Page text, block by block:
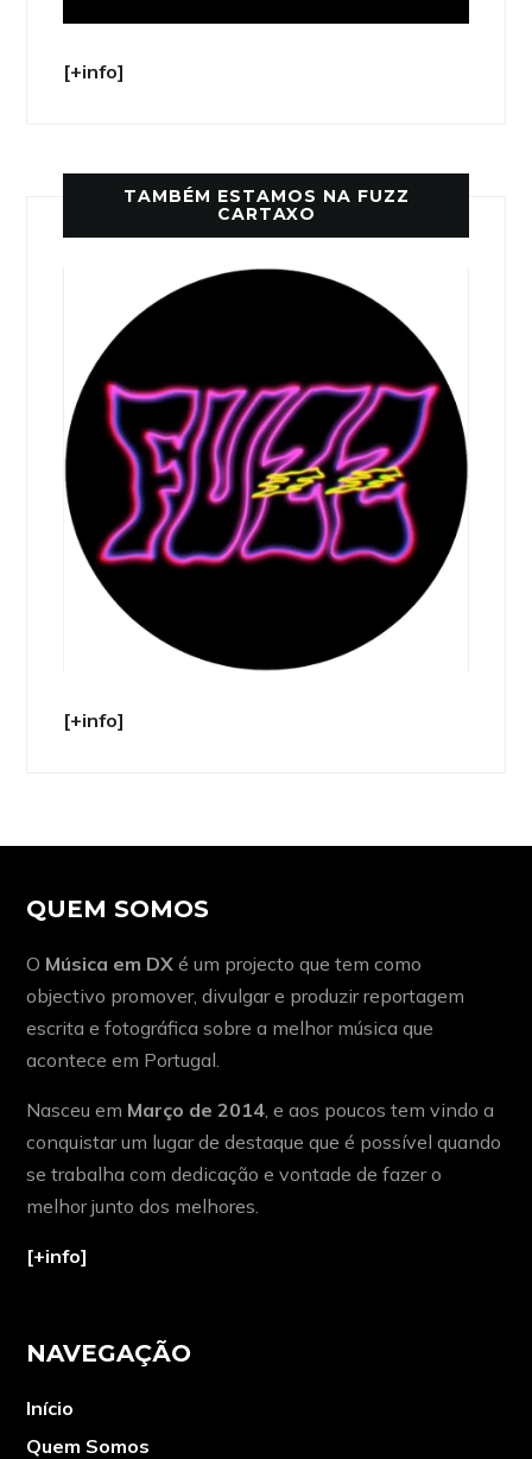
[+info]
TAMBÉM ESTAMOS NA FUZZ
CARTAXO
[+info]
QUEM SOMOS
O Música em DX é um projecto que tem como
objectivo promover, divulgar e produzir reportagem
escrita e fotográfica sobre a melhor música que
acontece em Portugal.
Nasceu em Março de 2014 , e aos poucos tem vindo a
conquistar um lugar de destaque que é possível quando
se trabalha com dedicação e vontade de fazer o
melhor junto dos melhores.
[+info]
NAVEGAÇÃO
Início
Quem Somos